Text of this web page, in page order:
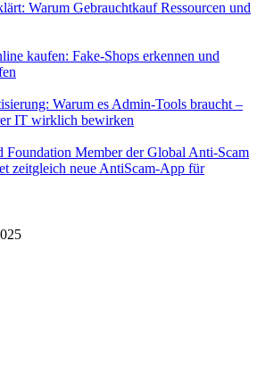
Warum Gebrauchtkauf Ressourcen und
kaufen: Fake-Shops erkennen und
Warum es Admin-Tools braucht –
IT wirklich bewirken
Member der Global Anti-Scam
zeitgleich neue AntiScam-App für